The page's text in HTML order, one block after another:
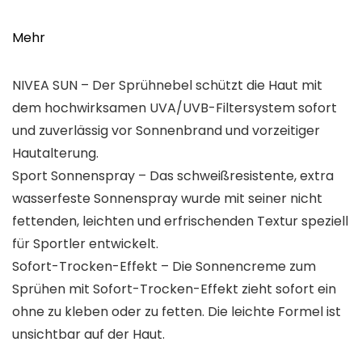
Mehr
NIVEA SUN – Der Sprühnebel schützt die Haut mit
dem hochwirksamen UVA/UVB-Filtersystem sofort
und zuverlässig vor Sonnenbrand und vorzeitiger
Hautalterung.
Sport Sonnenspray – Das schweißresistente, extra
wasserfeste Sonnenspray wurde mit seiner nicht
fettenden, leichten und erfrischenden Textur speziell
für Sportler entwickelt.
Sofort-Trocken-Effekt – Die Sonnencreme zum
Sprühen mit Sofort-Trocken-Effekt zieht sofort ein
ohne zu kleben oder zu fetten. Die leichte Formel ist
unsichtbar auf der Haut.